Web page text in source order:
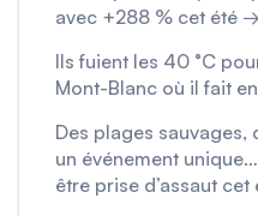
avec +288 % cet été →
Ils fuient les 40 °C
Mont-Blanc où il fait
Des plages
un événement
être prise d’assaut